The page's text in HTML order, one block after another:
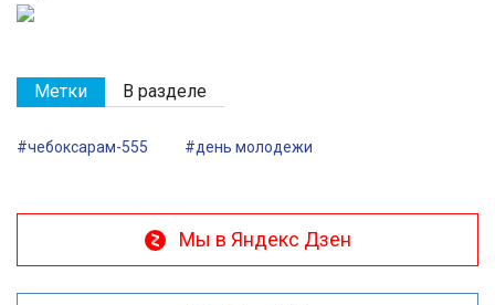
Метки В разделе
#чебоксарам-555 #день молодежи
Мы в Яндекс Дзен